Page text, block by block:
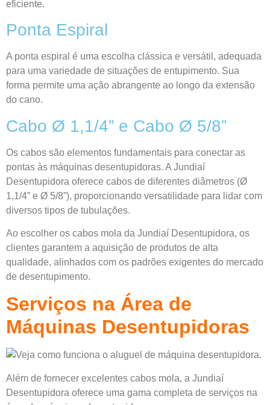
eficiente.
Ponta Espiral
A ponta espiral é uma escolha clássica e versátil, adequada
para uma variedade de situações de entupimento. Sua
forma permite uma ação abrangente ao longo da extensão
do cano.
Cabo Ø 1,1/4” e Cabo Ø 5/8”
Os cabos são elementos fundamentais para conectar as
pontas às máquinas desentupidoras. A Jundiaí
Desentupidora oferece cabos de diferentes diâmetros (Ø
1,1/4” e Ø 5/8”), proporcionando versatilidade para lidar com
diversos tipos de tubulações.
Ao escolher os cabos mola da Jundiaí Desentupidora, os
clientes garantem a aquisição de produtos de alta
qualidade, alinhados com os padrões exigentes do mercado
de desentupimento.
Serviços na Área de
Máquinas Desentupidoras
Além de fornecer excelentes cabos mola, a Jundiaí
Desentupidora oferece uma gama completa de serviços na